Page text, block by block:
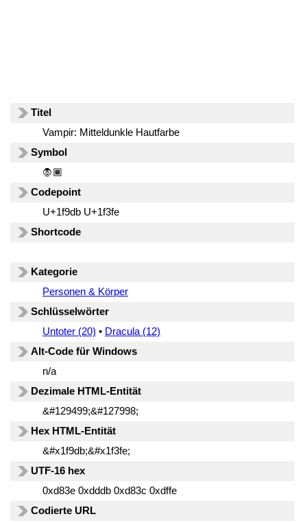
Titel
Vampir: Mitteldunkle Hautfarbe
Symbol
🧛🏾
Codepoint
U+1f9db U+1f3fe
Shortcode
Kategorie
Personen & Körper
Schlüsselwörter
Untoter (20) • Dracula (12)
Alt-Code für Windows
n/a
Dezimale HTML-Entität
&#129499;&#127998;
Hex HTML-Entität
&#x1f9db;&#x1f3fe;
UTF-16 hex
0xd83e 0xdddb 0xd83c 0xdffe
Codierte URL